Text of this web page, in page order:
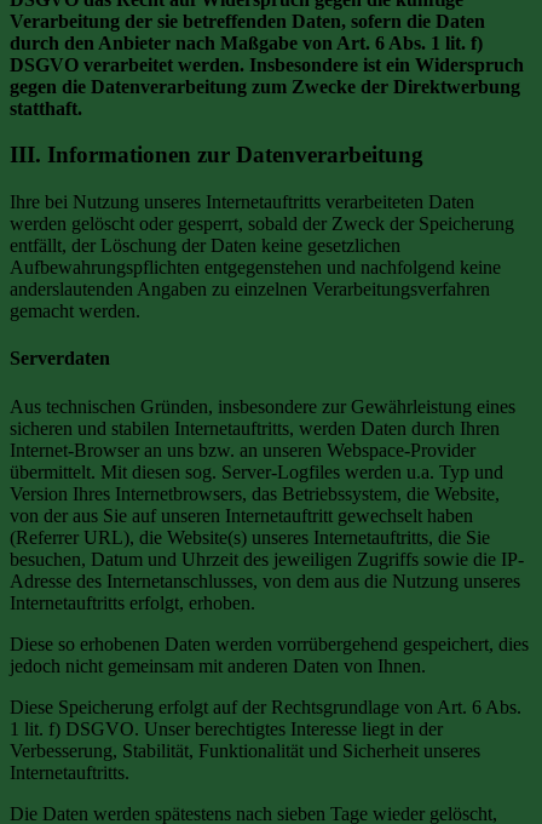
Verarbeitung der sie betreffenden Daten, sofern die Daten
durch den Anbieter nach Maßgabe von Art. 6 Abs. 1 lit. f)
DSGVO verarbeitet werden. Insbesondere ist ein Widerspruch
gegen die Datenverarbeitung zum Zwecke der Direktwerbung
statthaft.
III. Informationen zur Datenverarbeitung
Ihre bei Nutzung unseres Internetauftritts verarbeiteten Daten
werden gelöscht oder gesperrt, sobald der Zweck der Speicherung
entfällt, der Löschung der Daten keine gesetzlichen
Aufbewahrungspflichten entgegenstehen und nachfolgend keine
anderslautenden Angaben zu einzelnen Verarbeitungsverfahren
gemacht werden.
Serverdaten
Aus technischen Gründen, insbesondere zur Gewährleistung eines
sicheren und stabilen Internetauftritts, werden Daten durch Ihren
Internet-Browser an uns bzw. an unseren Webspace-Provider
übermittelt. Mit diesen sog. Server-Logfiles werden u.a. Typ und
Version Ihres Internetbrowsers, das Betriebssystem, die Website,
von der aus Sie auf unseren Internetauftritt gewechselt haben
(Referrer URL), die Website(s) unseres Internetauftritts, die Sie
besuchen, Datum und Uhrzeit des jeweiligen Zugriffs sowie die IP-
Adresse des Internetanschlusses, von dem aus die Nutzung unseres
Internetauftritts erfolgt, erhoben.
Diese so erhobenen Daten werden vorrübergehend gespeichert, dies
jedoch nicht gemeinsam mit anderen Daten von Ihnen.
Diese Speicherung erfolgt auf der Rechtsgrundlage von Art. 6 Abs.
1 lit. f) DSGVO. Unser berechtigtes Interesse liegt in der
Verbesserung, Stabilität, Funktionalität und Sicherheit unseres
Internetauftritts.
Die Daten werden spätestens nach sieben Tage wieder gelöscht,